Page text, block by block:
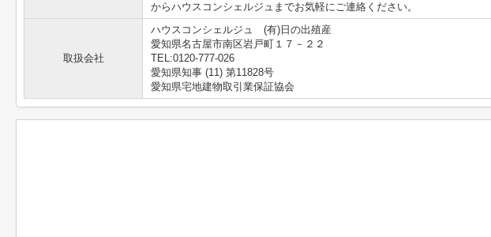
からハウスコンシェルジュまでお気軽にご連絡ください。
取扱会社
ハウスコンシェルジュ (有)日の出殖産
愛知県名古屋市南区岩戸町１７－２２
TEL:0120-777-026
愛知県知事 (11) 第11828号
愛知県宅地建物取引業保証協会